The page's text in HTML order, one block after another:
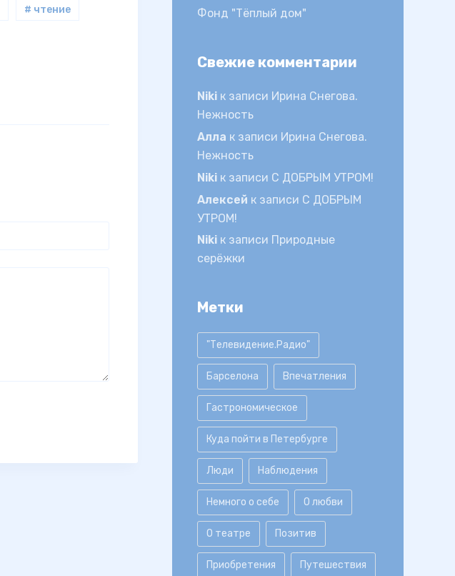
# чтение Фонд "Тёплый дом"
Свежие комментарии
Niki к записи Ирина Снегова.
Нежность
Алла к записи Ирина Снегова.
Нежность
Niki к записи С ДОБРЫМ УТРОМ!
Алексей к записи С ДОБРЫМ
УТРОМ!
Niki к записи Природные
серёжки
Метки
"Телевидение.Радио"
Барселона Впечатления
Гастрономическое
Куда пойти в Петербурге
Люди Наблюдения
Немного о себе О любви
О театре Позитив
Приобретения Путешествия